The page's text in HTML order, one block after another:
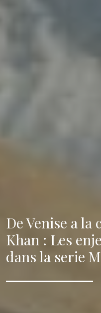
De Venise a
Khan : Les
dans la serie